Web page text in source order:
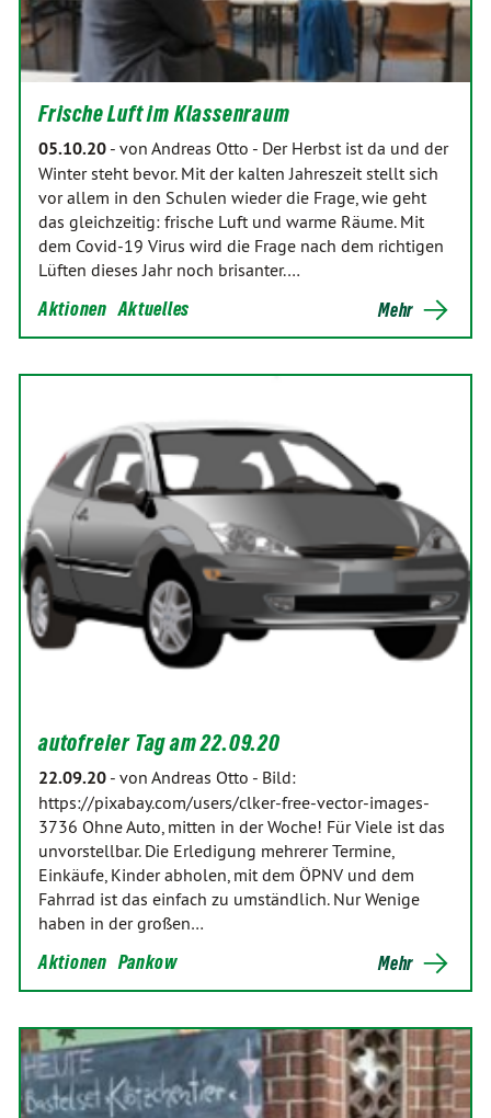
Frische Luft im Klassenraum
05.10.20 - von Andreas Otto - Der Herbst ist da und der
Winter steht bevor. Mit der kalten Jahreszeit stellt sich
vor allem in den Schulen wieder die Frage, wie geht
das gleichzeitig: frische Luft und warme Räume. Mit
dem Covid-19 Virus wird die Frage nach dem richtigen
Lüften dieses Jahr noch brisanter.…
Aktionen Aktuelles Mehr
autofreier Tag am 22.09.20
22.09.20 - von Andreas Otto - Bild:
https://pixabay.com/users/clker-free-vector-images-
3736 Ohne Auto, mitten in der Woche! Für Viele ist das
unvorstellbar. Die Erledigung mehrerer Termine,
Einkäufe, Kinder abholen, mit dem ÖPNV und dem
Fahrrad ist das einfach zu umständlich. Nur Wenige
haben in der großen…
Aktionen Pankow Mehr